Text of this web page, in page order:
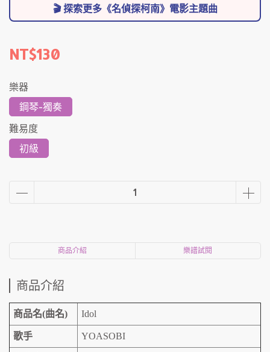
🎬 探索更多《名偵探柯南》電影主題曲
NT$130
樂器
鋼琴-獨奏
難易度
初級
商品介紹 樂譜試閱
商品介紹
商品名(曲名) Idol
歌手 YOASOBI